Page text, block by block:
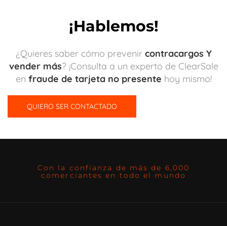
¡Hablemos!
¿Quieres saber cómo prevenir contracargos Y
vender más? ¡Consulta a un experto de ClearSale
en fraude de tarjeta no presente hoy mismo!
QUIERO SER CONTACTADO
Con la confianza de más de 6,000
comerciantes en todo el mundo